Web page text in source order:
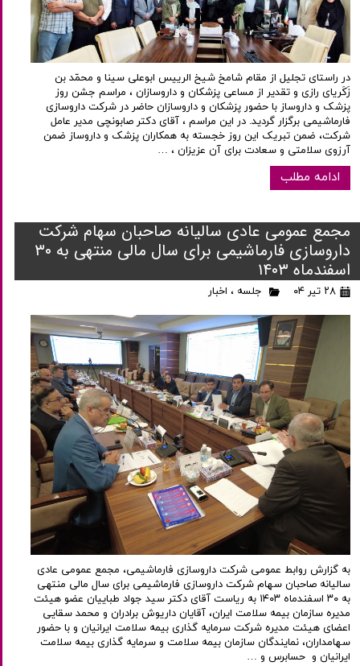
در راستای تجلیل از مقام شامخ شیخ الرییس ابوعلی سینا و محمّد بن
زَکَریای رازی و تقدیر از مساعی پزشکان و داروسازان ، مراسم جشن روز
پزشک و داروساز با حضور پزشکان و داروسازان حاضر در شرکت داروسازی
فارماشیمی برگزار گردید. در این مراسم ، آقای دکتر صابونچی مدیر عامل
شرکت، ضمن تبریک این روز خجسته به همکاران پزشک و داروساز ضمن
آرزوی سلامتی و سعادت برای آن عزیزان ، …
ادامه مطلب
مجمع عمومی عادی سالیانه صاحبان سهام شرکت
داروسازی فارماشیمی برای سال مالی منتهی به ۳۰
اسفندماه ۱۴۰۳
۲۸ تیر ۰۴ جلسه ، اخبار
به گزارش روابط عمومی شرکت داروسازی فارماشیمی، مجمع عمومی عادی
سالیانه صاحبان سهام شرکت داروسازی فارماشیمی برای سال مالی منتهی
به ۳۰ اسفندماه ۱۴۰۳ به ریاست آقای دکتر سید جواد طباییان عضو هیئت
مدیره سازمان بیمه سلامت ایران، آقایان داریوش برادران و محمد سقایی
اعضای هیئت مدیره شرکت سرمایه گذاری بیمه سلامت ایرانیان و با حضور
سهامداران، نمایندگان سازمان بیمه سلامت و سرمایه گذاری بیمه سلامت
ایرانیان و حسابرس و …